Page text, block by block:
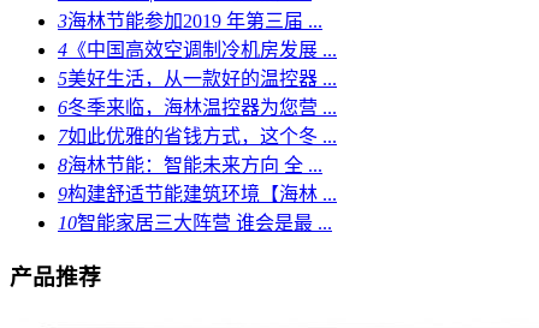
3海林节能参加2019 年第三届 ...
4 《中国高效空调制冷机房发展 ...
5美好生活，从一款好的温控器 ...
6冬季来临，海林温控器为您营 ...
7如此优雅的省钱方式，这个冬 ...
8海林节能：智能未来方向 全 ...
9构建舒适节能建筑环境【海林 ...
10智能家居三大阵营 谁会是最 ...
产品推荐